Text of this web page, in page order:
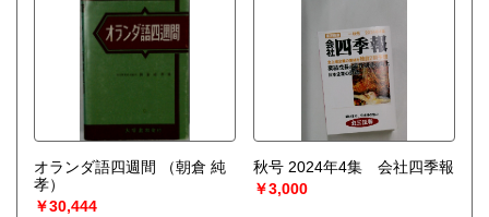
オランダ語四週間
（朝倉 純
孝）
￥30,444
秋号 2024年4集 会社四季報
￥3,000